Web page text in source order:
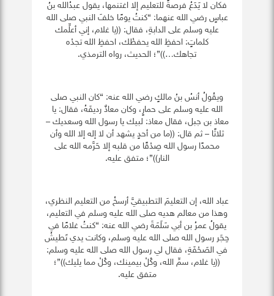
فكان لا يَدَعُ فرصةً للتعليم إلا اغتنمها، يقول عبدُالله بنُ
عباسٍ رضي الله عنهما: “كنتُ يومًا خلفَ النبي صلى الله
عليه وسلم على الدابةِ، فقال: ((يا غلام، إني أعلِّمك
كلماتٍ: احفظِ الله يحفظْك، احفظِ الله تجدْه
تجاهك…))”؛ الحديث، رواه الترمذي.
ويقُولُ أنسُ بنُ مالكٍ رضي الله عنه: “كان النبي صلى
الله عليه وسلم على حمارٍ، وكان معاذٌ رديفَهُ، فقال: يا
معاذ بن جبل، فقال معاذ: لبيك يا رسول الله وسعديك –
ثلاثًا – ثم قال: ((ما من أحدٍ يشهد أن لا إله إلا الله وأن
محمدًا رسول الله صِدْقًا من قلبه إلا حَرَّمه الله على
النار))”؛ متفق عليه.
عباد الله، إن التعليمَ التطبيقيَّ أرسخُ من التعليم النظري،
وهذا من معالم هديه صلى الله عليه وسلم في التعليم،
يقولُ عمرُ بن أبي سَلَمَةَ رضي الله عنه: “كنتُ غلامًا في
حِجَر رسول الله صلى الله عليه وسلم، وكانت يدي تَطيشُ
في الصَحْفَةِ، فقال لي رسول الله صلى الله عليه وسلم:
((يا غلام، سمِّ الله، وكُلْ بيمينك، وكُلْ مما يليك))”؛
متفق عليه.